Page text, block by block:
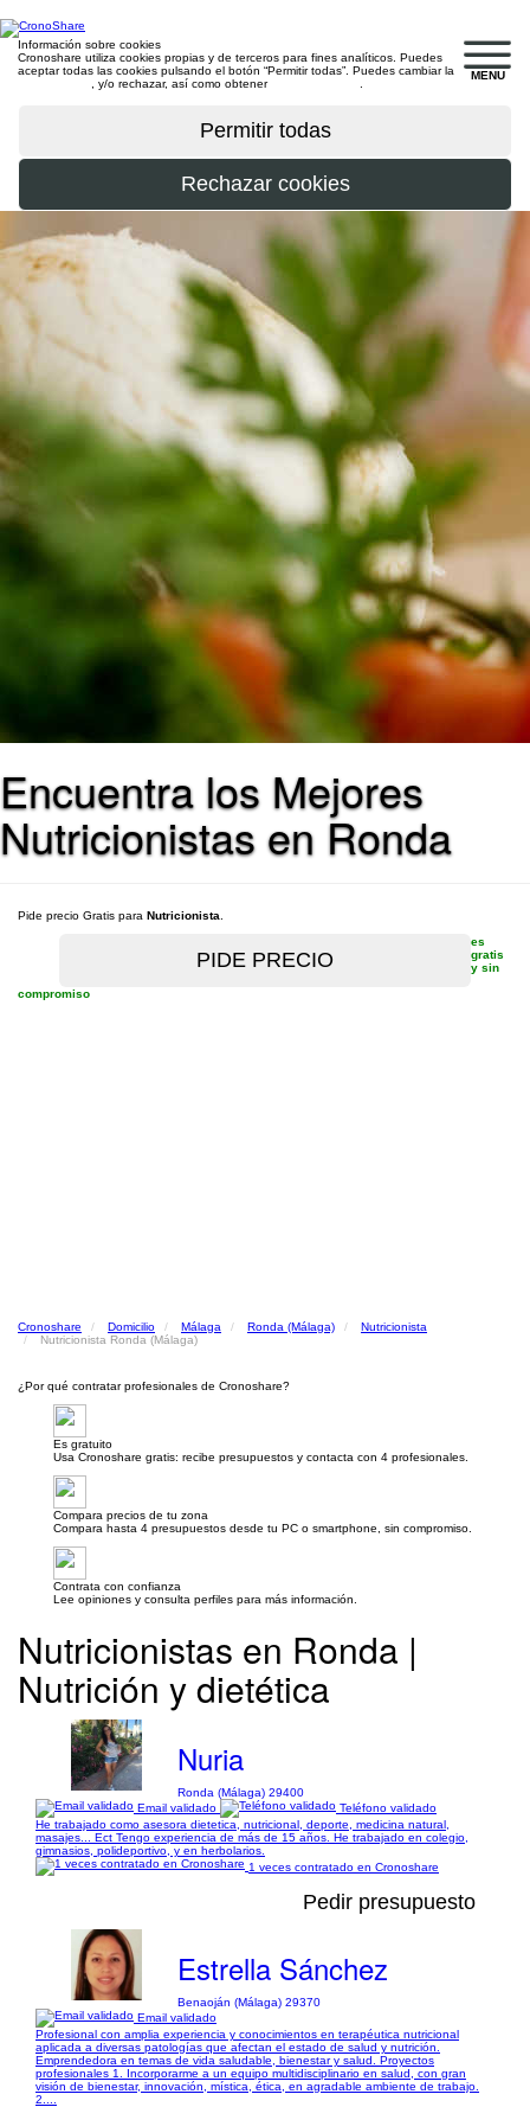
MENU
Información sobre cookies
Cronoshare utiliza cookies propias y de terceros para fines analíticos. Puedes
aceptar todas las cookies pulsando el botón “Permitir todas”. Puedes cambiar la
, y/o rechazar, así como obtener
Encuentra los Mejores
Nutricionistas en Ronda
Pide precio Gratis para Nutricionista
es
gratis
y sin
compromiso
Cronoshare Domicilio Málaga Ronda (Málaga)
Nutricionista
Nutricionista Ronda (Málaga)
¿Por qué contratar profesionales de Cronoshare?
Es gratuito
Usa Cronoshare gratis: recibe presupuestos y contacta con 4 profesionales.
Compara precios de tu zona
Compara hasta 4 presupuestos desde tu PC o smartphone, sin compromiso.
Contrata con confianza
Lee opiniones y consulta perfiles para más información.
Nutricionistas en Ronda |
Nutrición y dietética
Nuria
Ronda (Málaga) 29400
Email validado
Teléfono validado
He trabajado como asesora dietetica, nutricional, deporte, medicina natural,
masajes... Ect Tengo experiencia de más de 15 años. He trabajado en colegio,
gimnasios, polideportivo, y en herbolarios.
1 veces contratado en Cronoshare
Pedir presupuesto
Estrella Sánchez
Benaoján (Málaga) 29370
Email validado
Profesional con amplia experiencia y conocimientos en terapéutica nutricional
aplicada a diversas patologías que afectan el estado de salud y nutrición.
Emprendedora en temas de vida saludable, bienestar y salud. Proyectos
profesionales 1. Incorporarme a un equipo multidisciplinario en salud, con gran
visión de bienestar, innovación, mística, ética, en agradable ambiente de trabajo.
2....